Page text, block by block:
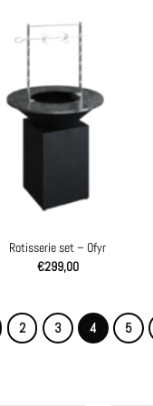
Rotisserie set – Ofyr
€299,00
2 3 4 5